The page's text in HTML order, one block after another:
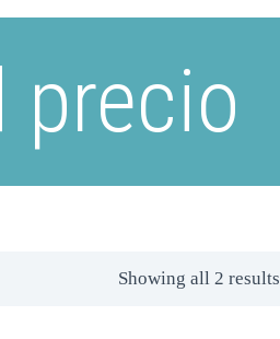
precio
Showing all 2 results